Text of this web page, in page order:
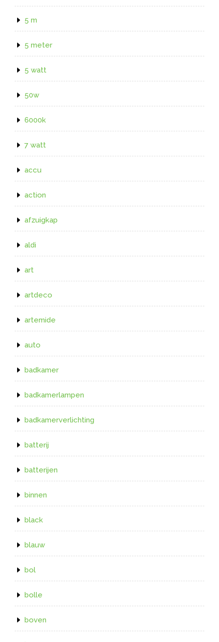
5 m
5 meter
5 watt
50w
6000k
7 watt
accu
action
afzuigkap
aldi
art
artdeco
artemide
auto
badkamer
badkamerlampen
badkamerverlichting
batterij
batterijen
binnen
black
blauw
bol
bolle
boven